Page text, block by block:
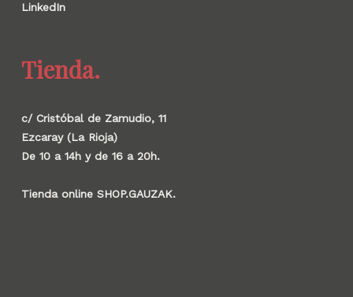
LinkedIn
Tienda.
c/ Cristóbal de Zamudio, 11
Ezcaray (La Rioja)
De 10 a 14h y de 16 a 20h.
Tienda online SHOP.GAUZAK.